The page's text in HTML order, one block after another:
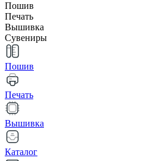
Пошив
Печать
Вышивка
Сувениры
Пошив
Печать
Вышивка
Каталог